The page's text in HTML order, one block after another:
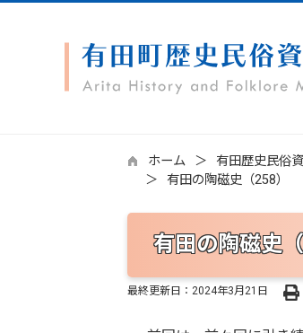
ホーム 有田歴史民俗
有田の陶磁史（258）
有田の陶磁史（
最終更新日： 2024年3月21日